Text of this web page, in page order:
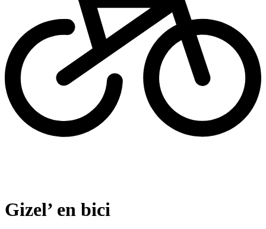
Gizel’ en bici